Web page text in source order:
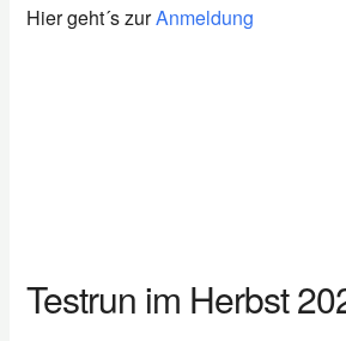
Hier geht´s zurAnmeldung
Testrun im Herbst